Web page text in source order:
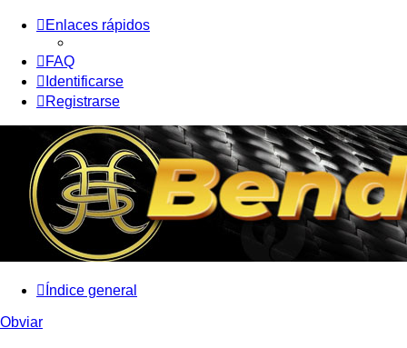
Enlaces rápidos
FAQ
Identificarse
Registrarse
Índice general
Obviar